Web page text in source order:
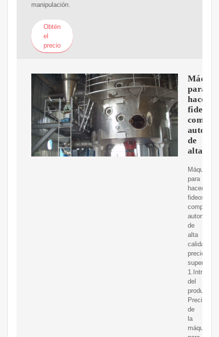
manipulación.
Obtén
el
precio
para
hacer
fideos
de
alta
Máquina
para
hacer
fideos
automática
de
alta
calidad,
precio,
del
producto
Precio
de
la
máquina